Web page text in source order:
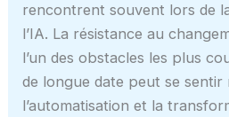
rencontrent souvent lors de
l’IA. La résistance au
l’un des obstacles les plus
de longue date peut se sentir
l’automatisation et la